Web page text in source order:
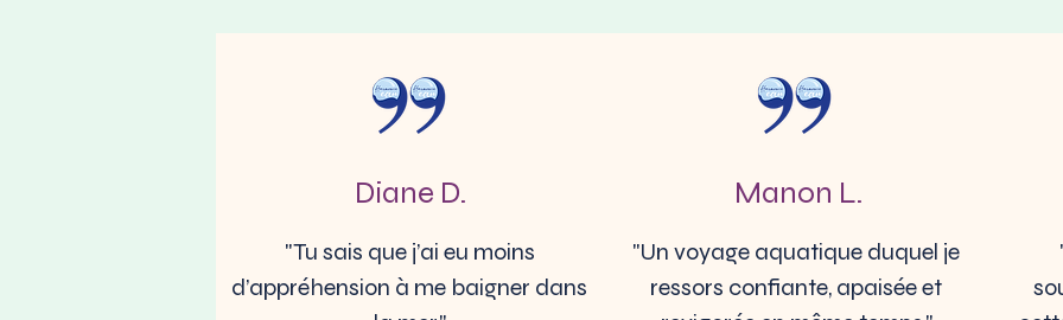
Diane D.
"Tu sais que j’ai eu moins
d’appréhension à me baigner dans
Manon L.
"Un voyage aquatique duquel je
ressors confiante, apaisée et